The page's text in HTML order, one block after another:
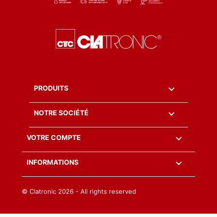
PRODUITS 
NOTRE SOCIÉTÉ 
VOTRE COMPTE 
INFORMATIONS keyboard_arrow_down
© Clatronic 2026 - All rights reserved